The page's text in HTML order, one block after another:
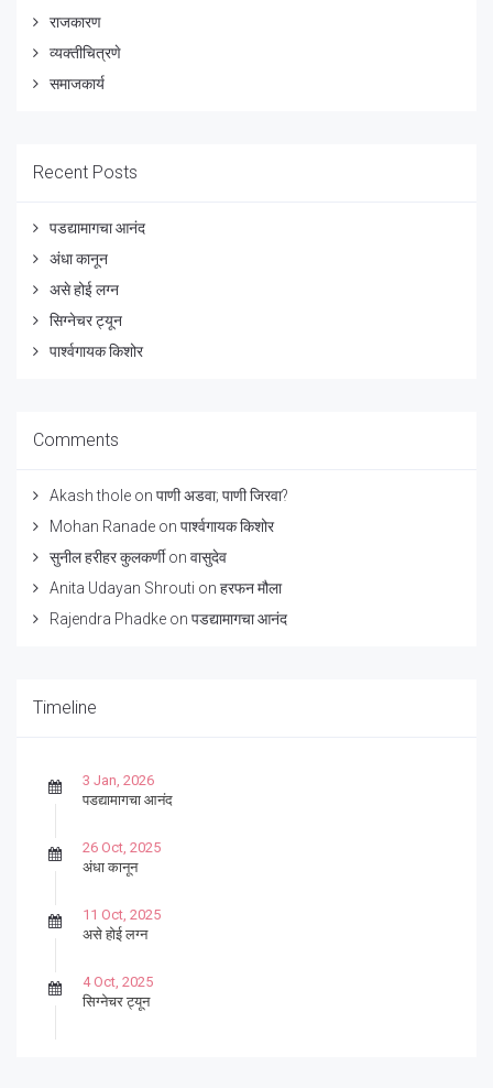
राजकारण
व्यक्तीचित्रणे
समाजकार्य
Recent Posts
पडद्यामागचा आनंद
अंधा कानून
असे होई लग्न
सिग्नेचर ट्यून
पार्श्वगायक किशोर
Comments
Akash thole on पाणी अडवा; पाणी जिरवा?
Mohan Ranade on पार्श्वगायक किशोर
सुनील हरीहर कुलकर्णीon वासुदेव
Anita Udayan Shrouti on हरफन मौला
Rajendra Phadke on पडद्यामागचा आनंद
Timeline
3 Jan, 2026
पडद्यामागचा आनंद
26 Oct, 2025
अंधा कानून
11 Oct, 2025
असे होई लग्न
4 Oct, 2025
सिग्नेचर ट्यून